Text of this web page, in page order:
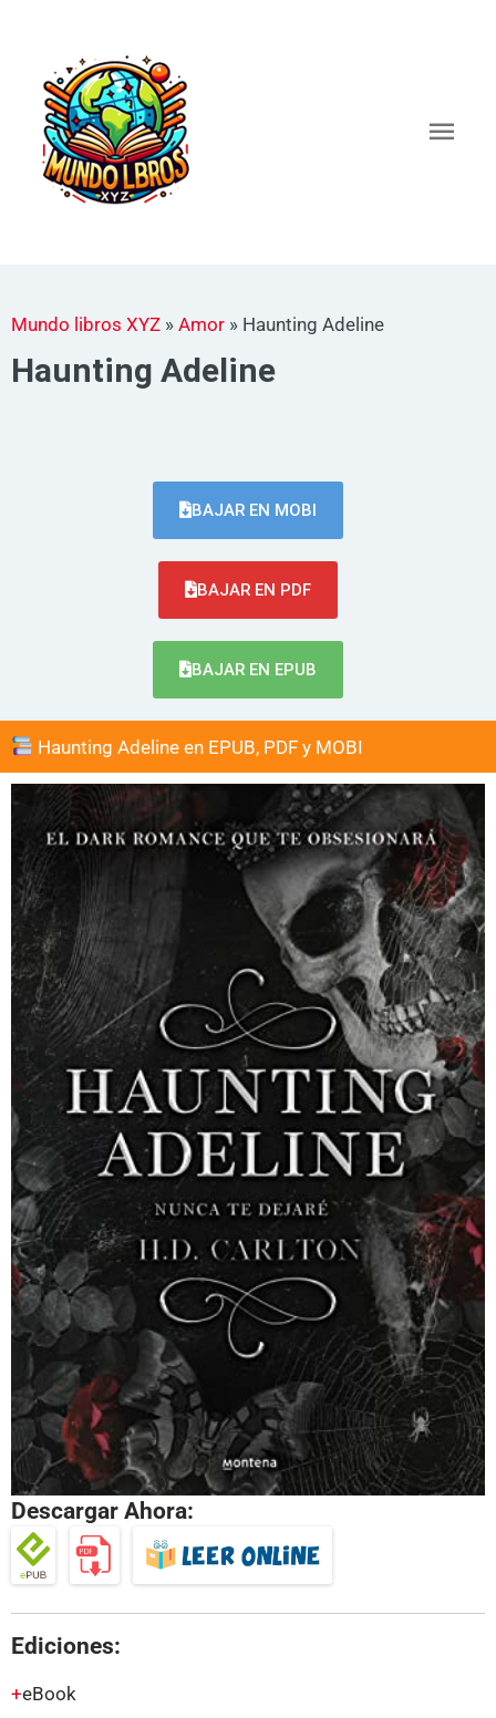
contenido
Mundo libros XYZ » Amor » Haunting Adeline
Haunting Adeline
BAJAR EN MOBI
BAJAR EN PDF
BAJAR EN EPUB
Haunting Adeline en EPUB, PDF y MOBI
Descargar Ahora:
Ediciones:
eBook